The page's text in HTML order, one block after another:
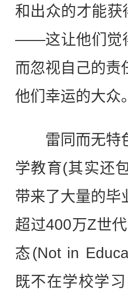
和出众的才能获
——这让他们觉
而忽视自己的责
他们幸运的大众。
雷同而无特色
学教育(其实还
带来了大量的毕
超过400万Z世
态(Not in
既不在学校学